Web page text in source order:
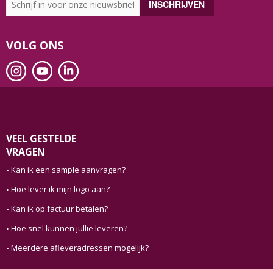
VOLG ONS
VEEL GESTELDE
VRAGEN
Kan ik een sample aanvragen?
Hoe lever ik mijn logo aan?
Kan ik op factuur betalen?
Hoe snel kunnen jullie leveren?
Meerdere afleveradressen mogelijk?